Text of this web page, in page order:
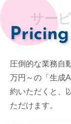
Pricing
サー
圧倒的な業務自
万円～の「生成
約いただくと、
ただけます。